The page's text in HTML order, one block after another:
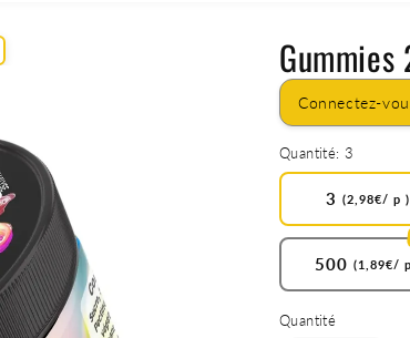
Gummies
Connectez-
Quantité: 3
3 (2,98€/ p )
500
Quantité